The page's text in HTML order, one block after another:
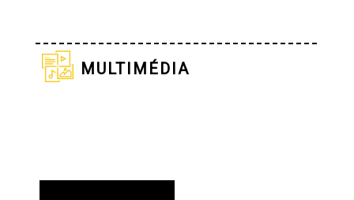
multimédia